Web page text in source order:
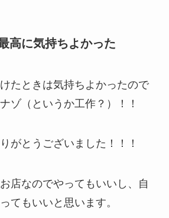
高に気持ちよかった
たときは気持ちよかったので
ゾ（というか工作？）！！
がとうございました！！！
店なのでやってもいいし、自
てもいいと思います。